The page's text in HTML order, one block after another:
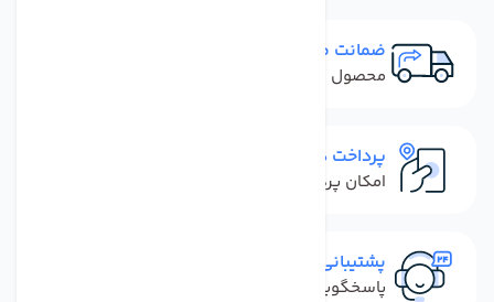
ضمانت مرجوعی
محصول نباید آسیب دیده باشد
پرداخت در محل
امکان پرداخت کل فاکتور در محل
پشتیبانی سریع
پاسخگویی سریع به تماس‌ها و پیام‌ها